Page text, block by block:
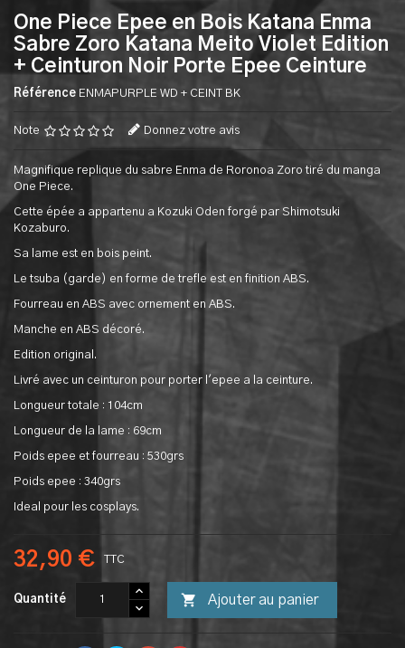
One Piece Epee en Bois Katana Enma
Sabre Zoro Katana Meito Violet Edition
+ Ceinturon Noir Porte Epee Ceinture
Référence ENMAPURPLE WD + CEINT BK
Note Donnez votre avis
Magnifique replique du sabre Enma de Roronoa Zoro tiré du manga
One Piece.
Cette épée a appartenu a Kozuki Oden forgé par Shimotsuki
Kozaburo.
Sa lame est en bois peint.
Le tsuba (garde) en forme de trefle est en finition ABS.
Fourreau en ABS avec ornement en ABS.
Manche en ABS décoré.
Edition original.
Livré avec un ceinturon pour porter l'epee a la ceinture.
Longueur totale : 104cm
Longueur de la lame : 69cm
Poids epee et fourreau : 530grs
Poids epee : 340grs
Ideal pour les cosplays.
32,90 € TTC
Quantité  Ajouter au panier